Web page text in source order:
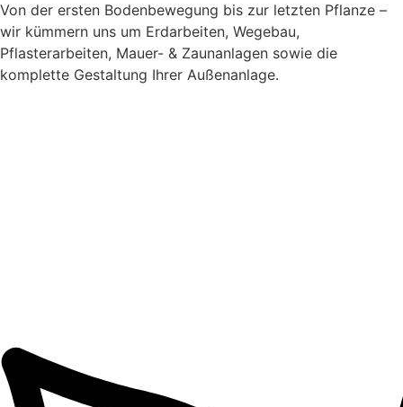
Von der ersten Bodenbewegung bis zur letzten Pflanze –
wir kümmern uns um Erdarbeiten, Wegebau,
Pflasterarbeiten, Mauer- & Zaunanlagen sowie die
komplette Gestaltung Ihrer Außenanlage.